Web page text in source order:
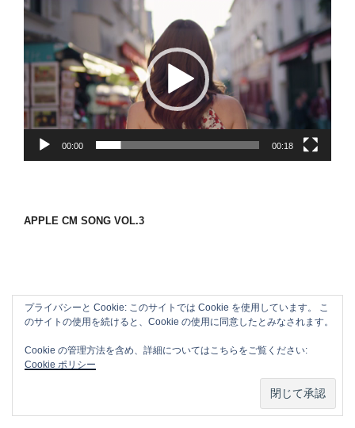
動
画
プ
レ
ー
ヤ
ー
00:00 00:18
APPLE CM SONG VOL.3
プライバシーと Cookie: このサイトでは Cookie を使用しています。 こ
のサイトの使用を続けると、Cookie の使用に同意したとみなされます。
Cookie の管理方法を含め、詳細についてはこちらをご覧ください:
Cookie ポリシー